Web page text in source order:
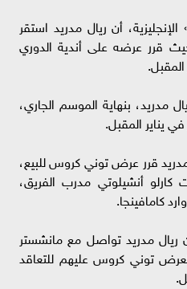
أن ريال مدريد استقر
قرر عرضه على أندية الدوري
بنهاية الموسم الجاري،
يناير المقبل.
قرر عرض توني كروس للبيع،
أنشيلوتي مدرب الفريق،
كامافينجا.
ريال مدريد تواصل مع مانشستر
توني كروس عليهم للتعاقد